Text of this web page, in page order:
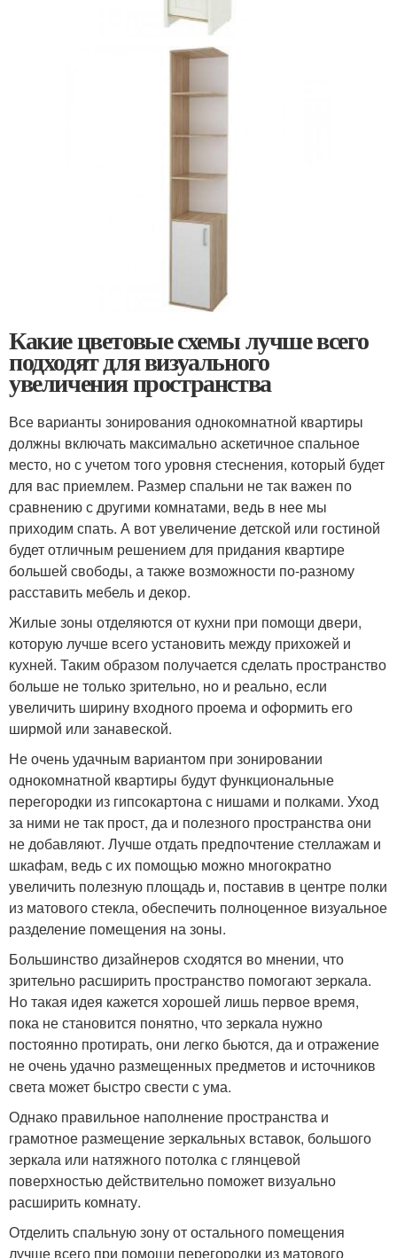
Какие цветовые схемы лучше всего
подходят для визуального
увеличения пространства
Все варианты зонирования однокомнатной квартиры
должны включать максимально аскетичное спальное
место, но с учетом того уровня стеснения, который будет
для вас приемлем. Размер спальни не так важен по
сравнению с другими комнатами, ведь в нее мы
приходим спать. А вот увеличение детской или гостиной
будет отличным решением для придания квартире
большей свободы, а также возможности по-разному
расставить мебель и декор.
Жилые зоны отделяются от кухни при помощи двери,
которую лучше всего установить между прихожей и
кухней. Таким образом получается сделать пространство
больше не только зрительно, но и реально, если
увеличить ширину входного проема и оформить его
ширмой или занавеской.
Не очень удачным вариантом при зонировании
однокомнатной квартиры будут функциональные
перегородки из гипсокартона с нишами и полками. Уход
за ними не так прост, да и полезного пространства они
не добавляют. Лучше отдать предпочтение стеллажам и
шкафам, ведь с их помощью можно многократно
увеличить полезную площадь и, поставив в центре полки
из матового стекла, обеспечить полноценное визуальное
разделение помещения на зоны.
Большинство дизайнеров сходятся во мнении, что
зрительно расширить пространство помогают зеркала.
Но такая идея кажется хорошей лишь первое время,
пока не становится понятно, что зеркала нужно
постоянно протирать, они легко бьются, да и отражение
не очень удачно размещенных предметов и источников
света может быстро свести с ума.
Однако правильное наполнение пространства и
грамотное размещение зеркальных вставок, большого
зеркала или натяжного потолка с глянцевой
поверхностью действительно поможет визуально
расширить комнату.
Отделить спальную зону от остального помещения
лучше всего при помощи перегородки из матового